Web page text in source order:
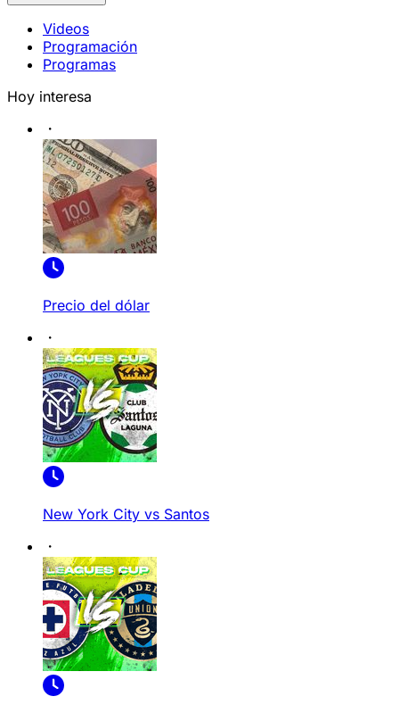
Videos
Programación
Programas
Hoy interesa
Precio del dólar
New York City vs Santos